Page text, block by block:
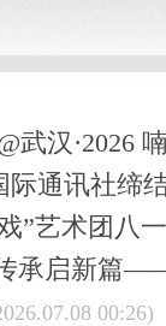
武汉
30日
通讯社缔
”艺术团八
22:25)
承启新篇
项目建设00:26)